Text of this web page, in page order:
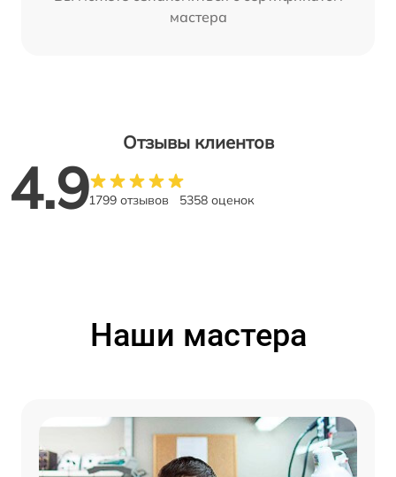
мастера
Отзывы клиентов
4.91799 отзывов 5358 оценок
Наши мастера